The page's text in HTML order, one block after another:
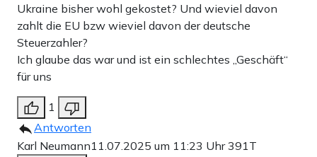
Ukraine bisher wohl gekostet? Und wieviel davon
zahlt die EU bzw wieviel davon der deutsche
Steuerzahler?
Ich glaube das war und ist ein schlechtes „Geschäft“
für uns
1
Antworten
Karl Neumann11.07.2025 um 11:23 Uhr391T